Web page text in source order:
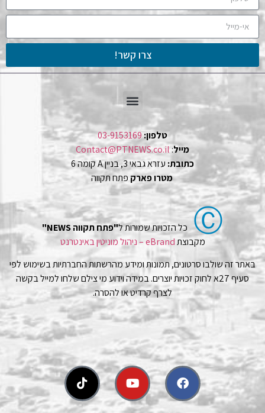
צרו קשר!
טלפון:03-9153169
מייל:
Contact@PTNEWS.co.il
כתובת: עזרא גבאי 3, בניין A קומה 6
מטרו פארק פתח תקווה
Ⓒ כל הזכויות שמורות ל"פתח תקווה NEWS"
מקבוצתeBrand – ניהול מוניטין באינטרנט
באתר זה שולבו סרטונים, תמונות ומידע מהרשתות החברתיות בשימוש לפי
סעיף 27א לחוק זכויות יוצרים. במידה וידוע מי צילם שלחו למייל בקשה
לצרף קרדיט או להסרה.